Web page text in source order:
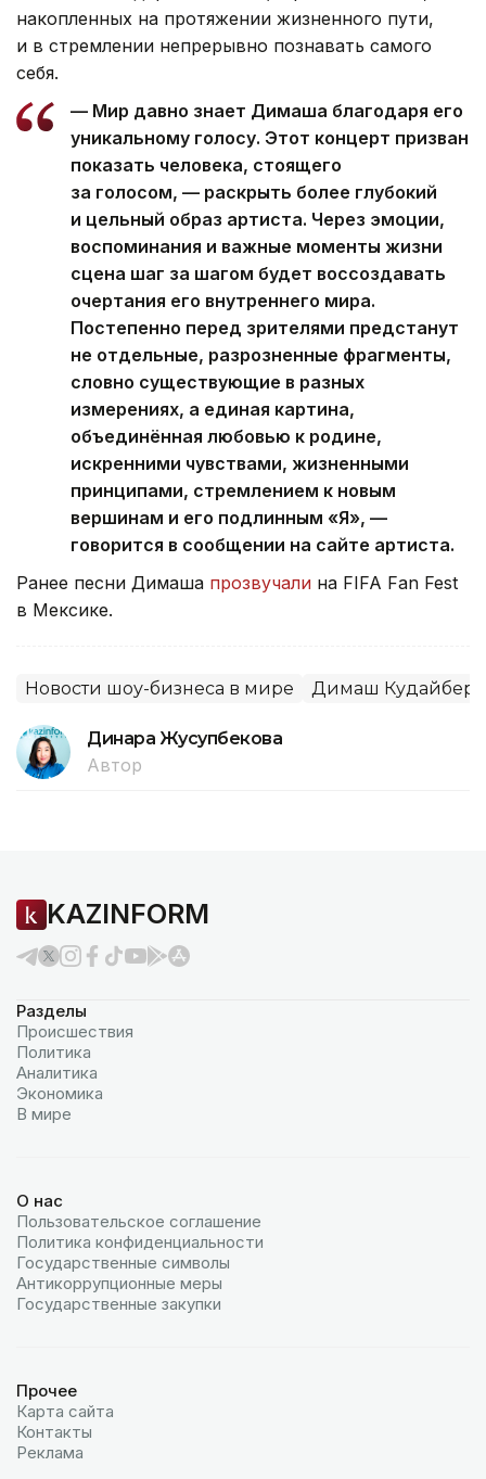
накопленных на протяжении жизненного пути,
и в стремлении непрерывно познавать самого
себя.
— Мир давно знает Димаша благодаря его
уникальному голосу. Этот концерт призван
показать человека, стоящего
за голосом, — раскрыть более глубокий
и цельный образ артиста. Через эмоции,
воспоминания и важные моменты жизни
сцена шаг за шагом будет воссоздавать
очертания его внутреннего мира.
Постепенно перед зрителями предстанут
не отдельные, разрозненные фрагменты,
словно существующие в разных
измерениях, а единая картина,
объединённая любовью к родине,
искренними чувствами, жизненными
принципами, стремлением к новым
вершинам и его подлинным «Я», —
говорится в сообщении на сайте артиста.
Ранее песни Димаша прозвучали на FIFA Fan Fest
в Мексике.
Новости шоу-бизнеса в мире Димаш
Динара Жусупбекова
Автор
KAZINFORM
Разделы
Происшествия
Политика
Аналитика
Экономика
В мире
О нас
Пользовательское соглашение
Политика конфиденциальности
Государственные символы
Антикоррупционные меры
Государственные закупки
Прочее
Карта сайта
Контакты
Реклама